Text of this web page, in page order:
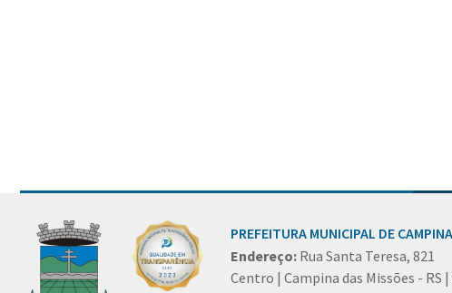
PREFEITURA MUNICIPAL DE
Endereço: Rua Santa Teresa, 821
Centro | Campina das Missões - RS